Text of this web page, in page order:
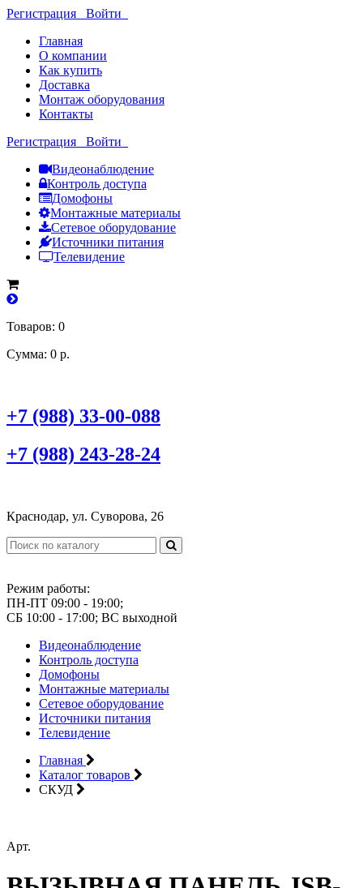
Регистрация Войти
Главная
О компании
Как купить
Доставка
Монтаж оборудования
Контакты
Регистрация Войти
Видеонаблюдение
Контроль доступа
Домофоны
Монтажные материалы
Сетевое оборудование
Источники питания
Телевидение
Товаров: 0
Сумма: 0 р.
+7 (988) 33-00-088
+7 (988) 243-28-24
Краснодар, ул. Суворова, 26
Режим работы:
ПН-ПТ 09:00 - 19:00;
СБ 10:00 - 17:00; ВС выходной
Видеонаблюдение
Контроль доступа
Домофоны
Монтажные материалы
Сетевое оборудование
Источники питания
Телевидение
Главная
Каталог товаров
СКУД
Арт.